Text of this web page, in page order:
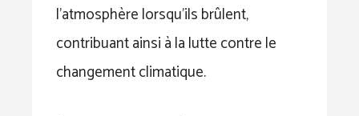
l’atmosphère lorsqu’ils brûlent,
contribuant ainsi à la lutte contre le
changement climatique.